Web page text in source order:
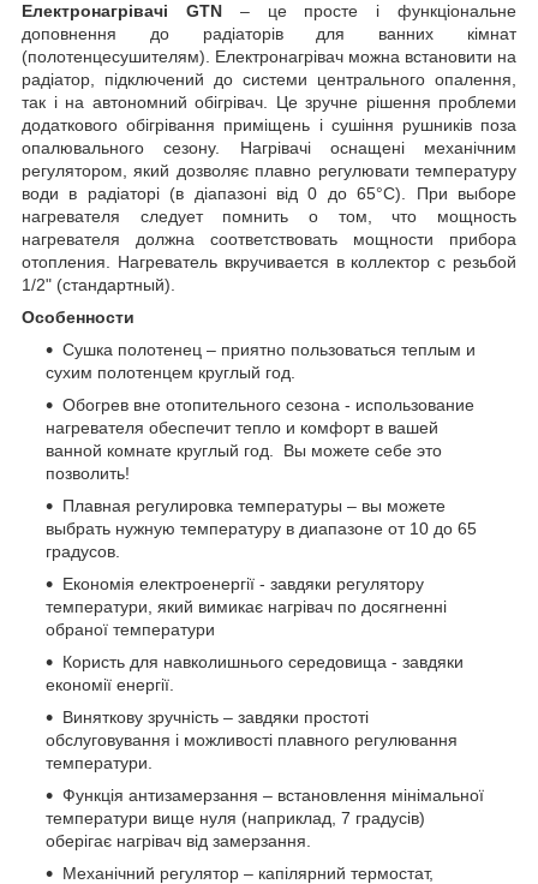
Електронагрівачі GTN– це просте і функціональне
доповнення до радіаторів для ванних кімнат
(полотенцесушителям). Електронагрівач можна встановити на
радіатор, підключений до системи центрального опалення,
так і на автономний обігрівач. Це зручне рішення проблеми
додаткового обігрівання приміщень і сушіння рушників поза
опалювального сезону. Нагрівачі оснащені механічним
регулятором, який дозволяє плавно регулювати температуру
води в радіаторі (в діапазоні від 0 до 65°C). При выборе
нагревателя следует помнить о том, что мощность
нагревателя должна соответствовать мощности прибора
отопления. Нагреватель вкручивается в коллектор с резьбой
1/2" (стандартный).
Особенности
Сушка полотенец – приятно пользоваться теплым и
сухим полотенцем круглый год.
Обогрев вне отопительного сезона - использование
нагревателя обеспечит тепло и комфорт в вашей
ванной комнате круглый год. Вы можете себе это
позволить!
Плавная регулировка температуры – вы можете
выбрать нужную температуру в диапазоне от 10 до 65
градусов.
Економія електроенергії - завдяки регулятору
температури, який вимикає нагрівач по досягненні
обраної температури
Користь для навколишнього середовища - завдяки
економії енергії.
Виняткову зручність – завдяки простоті
обслуговування і можливості плавного регулювання
температури.
Функція антизамерзання – встановлення мінімальної
температури вище нуля (наприклад, 7 градусів)
оберігає нагрівач від замерзання.
Механічний регулятор – капілярний термостат,